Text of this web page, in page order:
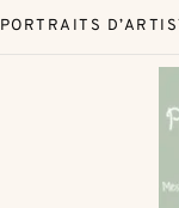
PORTRAITS